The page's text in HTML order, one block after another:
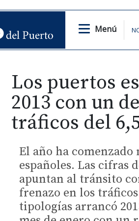
Menú
Los puertos
2013 con un
tráficos del
El año ha
españoles. Las cifras
apuntan al tránsito
frenazo en los
tipologías arrancó